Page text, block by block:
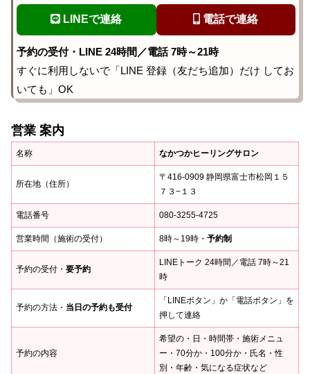
LINEで連絡 電話で連絡
予約の受付・LINE 24時間／電話 7時～21時
すぐに利用しないで「LINE 登録（友だち追加）だけ してお
いても」OK
営業 案内
名称 なかつかヒーリングサロン
所在地（住所）
〒416-0909 静岡県富士市松岡１５
７３−１３
電話番号 080-3255-4725
営業時間（施術の受付） 8時～19時・ 予約制
予約の受付・ 要予約
LINEトーク 24時間／電話 7時～21
時
予約の方法・ 当日の予約も受付
「LINEボタン」か「電話ボタン」を
押して連絡
予約の内容
希望の・日・時間帯・施術メニュ
ー・70分か・100分か・氏名・性
別・年齢・気になる症状など